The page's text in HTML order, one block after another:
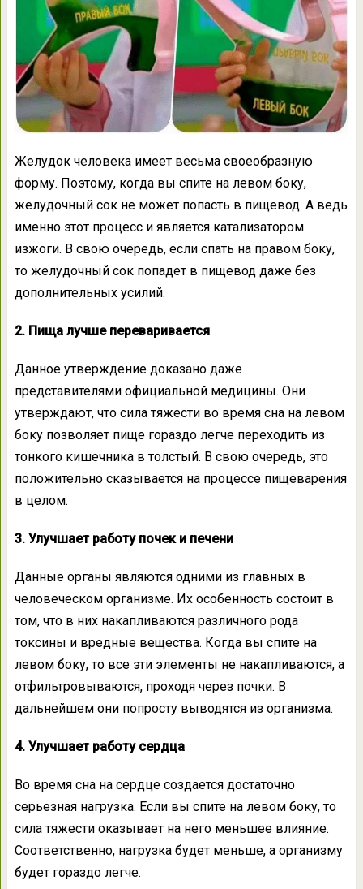
Желудок человека имеет весьма своеобразную
форму. Поэтому, когда вы спите на левом боку,
желудочный сок не может попасть в пищевод. А ведь
именно этот процесс и является катализатором
изжоги. В свою очередь, если спать на правом боку,
то желудочный сок попадет в пищевод даже без
дополнительных усилий.
2. Пища лучше переваривается
Данное утверждение доказано даже
представителями официальной медицины. Они
утверждают, что сила тяжести во время сна на левом
боку позволяет пище гораздо легче переходить из
тонкого кишечника в толстый. В свою очередь, это
положительно сказывается на процессе пищеварения
в целом.
3. Улучшает работу почек и печени
Данные органы являются одними из главных в
человеческом организме. Их особенность состоит в
том, что в них накапливаются различного рода
токсины и вредные вещества. Когда вы спите на
левом боку, то все эти элементы не накапливаются, а
отфильтровываются, проходя через почки. В
дальнейшем они попросту выводятся из организма.
4. Улучшает работу сердца
Во время сна на сердце создается достаточно
серьезная нагрузка. Если вы спите на левом боку, то
сила тяжести оказывает на него меньшее влияние.
Соответственно, нагрузка будет меньше, а организму
будет гораздо легче.